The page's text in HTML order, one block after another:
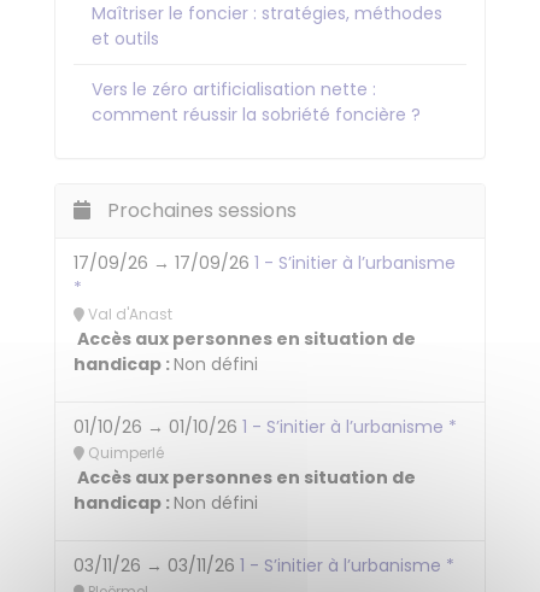
Maîtriser le foncier : stratégies, méthodes
et outils
Vers le zéro artificialisation nette :
comment réussir la sobriété foncière ?
Prochaines sessions
17/09/26 → 17/09/26 1 - S’initier à l’urbanisme
*
Val d'Anast
Accès aux personnes en situation de
handicap :Non défini
01/10/26 → 01/10/26 1 - S’initier à l’urbanisme *
Quimperlé
Accès aux personnes en situation de
handicap :Non défini
03/11/26 → 03/11/26 1 - S’initier à l’urbanisme *